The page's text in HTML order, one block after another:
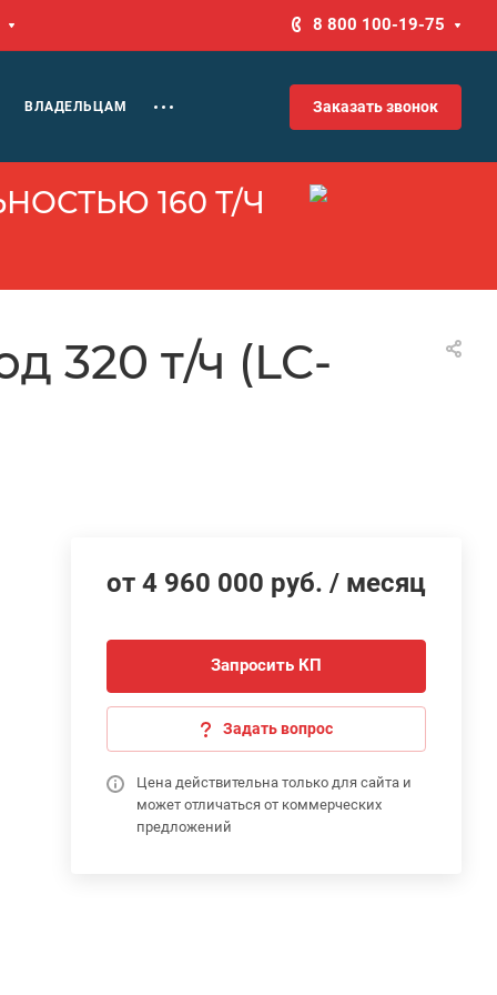
8 800 100-19-75
ВЛАДЕЛЬЦАМ Заказать звонок
160 Т/Ч
320 т/ч (LC-
от 4 960 000 руб. / месяц
Запросить КП
Задать вопрос
Цена действительна только для сайта и
может отличаться от коммерческих
предложений